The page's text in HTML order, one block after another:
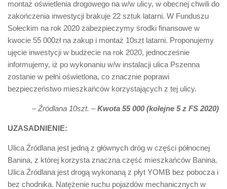
montaż oświetlenia drogowego na w/w ulicy, w obecnej chwili do
zakończenia inwestycji brakuje 22 sztuk latarni. W Funduszu
Sołeckim na rok 2020 zabezpieczymy środki finansowe w
kwocie 55 000zł na zakup i montaż 10szt latarni. Proponujemy
ujęcie inwestycji w budżecie na rok 2020, jednocześnie
informujemy, iż po wykonaniu w/w instalacji ulica Pszenna
zostanie w pełni oświetlona, co znacznie poprawi
bezpieczeństwo mieszkańców korzystających z tej ulicy.
– Źródlana 10szt. –Kwota 55 000 (kolejne 5 z FS 2020)
UZASADNIENIE:
Ulica Źródlana jest jedną z głównych dróg w części północnej
Banina, z której korzysta znaczna część mieszkańców Banina.
Ulica Źródlana jest drogą wykonaną z płyt YOMB bez pobocza i
bez chodnika. Natężenie ruchu pojazdów mechanicznych w